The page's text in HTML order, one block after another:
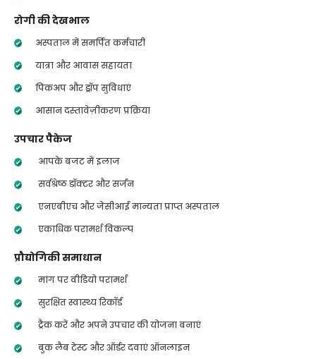
रोगी की देखभाल
अस्पताल में समर्पित कर्मचारी
यात्रा और आवास सहायता
पिकअप और ड्रॉप सुविधाएं
आसान दस्तावेज़ीकरण प्रक्रिया
उपचार पैकेज
आपके बजट में इलाज
सर्वश्रेष्ठ डॉक्टर और सर्जन
एनएबीएच और जेसीआई मान्यता प्राप्त अस्पताल
एकाधिक परामर्श विकल्प
प्रौद्योगिकी समाधान
मांग पर वीडियो परामर्श
सुरक्षित स्वास्थ्य रिकॉर्ड
ट्रैक करें और अपने उपचार की योजना बनाएं
बुक लैब टेस्ट और ऑर्डर दवाएं ऑनलाइन